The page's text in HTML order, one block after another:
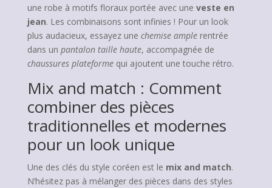
une robe à motifs floraux portée avec une veste en
jean. Les combinaisons sont infinies ! Pour un look
plus audacieux, essayez une chemise amplerentrée
dans un pantalon taille haute, accompagnée de
chaussures plateformequi ajoutent une touche rétro.
Mix and match : Comment
combiner des pièces
traditionnelles et modernes
pour un look unique
Une des clés du style coréen est le mix and match.
N’hésitez pas à mélanger des pièces dans des styles